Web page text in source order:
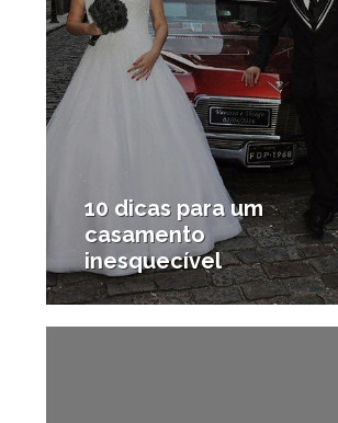
10 dicas para um
casamento
inesquecível
30/03/2015